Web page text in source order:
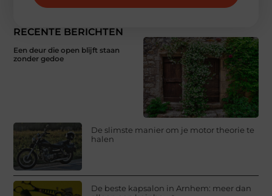
RECENTE BERICHTEN
Een deur die open blijft staan
zonder gedoe
De slimste manier om je motor theorie te
halen
De beste kapsalon in Arnhem: meer dan